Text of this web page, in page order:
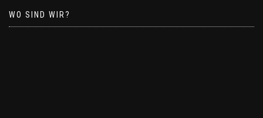
WO SIND WIR?